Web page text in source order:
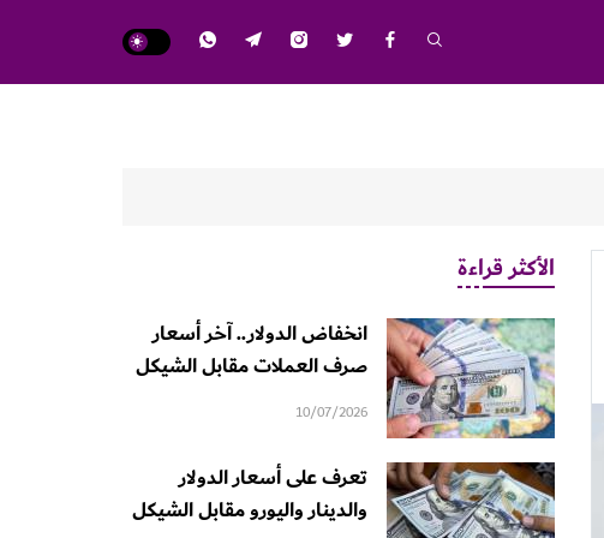
الأكثر قراءة
انخفاض الدولار.. آخر أسعار
صرف العملات مقابل الشيكل
10/07/2026
تعرف على أسعار الدولار
والدينار واليورو مقابل الشيكل